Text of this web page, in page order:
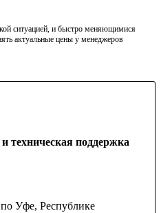
ситуацией, и быстро меняющимися
актуальные цены у менеджеров
техническая поддержка
Уфе, Республике